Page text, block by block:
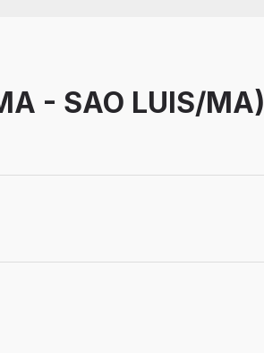
- SAO LUIS/MA)